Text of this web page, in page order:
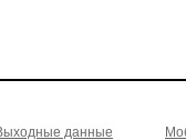
данные